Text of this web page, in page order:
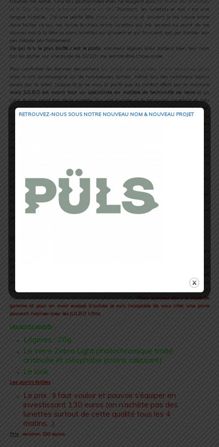
et le Grip Tech font le travail comme on dit) . Pourtant, les lunettes et moi c’est une
longue histoire… J’ai une petite tête (mais bien remplie) et souvent je me trouve entre
deux tailles ce qui me laisse le choix entre lunettes qui me serrent au point de me
donner mal à la tête ou alors lunettes qui glissent et qui finissent soit par tomber soit
par blesser par frottement.
Ce qui m’a le plus bluffé c’est le poids , vraiment légères elles portent bien leur nom
car les porter sur une durée de 10/12h me semble être chose aisée.
Pour confirmer les bonnes sensations (ou plutôt parce qu’elles m’ont beaucoup plus)
elles m’ont accompagné sur de nombreuses sorties, même lors des nombreux lapins
posés par le soleil. Jusque-là je ne vous ai parlé que du confort offert par la monture
mais JULBO est avant tout un spécialiste en matière de technicité de verreet ça
c’est le vrai point fort de la lunette. Sur une journée ou le temps est incertain et très
changeant vous pourrez observer l’adaptation des verres à la luminosité extérieure.
C’est impressionnant, le verre change de couleur, la qualité de la vision reste la
partie basse et c’est un vrai point positif.
Enfin elles m’ont suivi en Espagne ou la chaleur et la luminosité étaient bien
présente. Au beau milieu de la Sierra Nevada proche de Grenade
:évacuation de la transpiration, chute, elles en ont vu de toutes les couleurs
Pour l’aération aucun souci, l’air circule très bien, les lunettes restent sèches et la
buée ne peut s’inviter sur les verres. Lors d’une chute en descente j’ai bien cru les
Si vous avez en tête de vous équiper alors c’est la paire qu’il vous faut.
. A mes yeux il s’agit d’un investissement à long terme car ce produit
répondra à vos attentes durant de nombreuses sortie
(si vous en prenez soin, il s’agit
tout de même d’une paire de lunette à plus de 100€).Nous sommes dans le haut de
gamme et pour en avoir essayé d’autres je suis incapable de vous citer une paire
pouvant rivaliser avec les JULBO Ultra.
Les points positifs:
Légères : 20g
Le verre Zebra Light photochromique traité
antibuée et oléophobe (moins salissant)
Le look
Les points faibles :
Le prix : Il faut vouloir et pouvoir s’équiper en
investissant 130 euros (on n’achète pas des
lunettes surtout de cette qualité tous les 4
matins…).
Prix : environ 100 euros.
RETROUVEZ-NOUS SOUS NOTRE NOUVEAU NOM & NOUVEAU PROJET